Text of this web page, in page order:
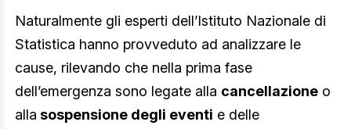
Naturalmente gli esperti dell’Istituto Nazionale di
Statistica hanno provveduto ad analizzare le
cause, rilevando che nella prima fase
dell’emergenza sono legate alla cancellazione o
alla sospensione degli eventi e delle